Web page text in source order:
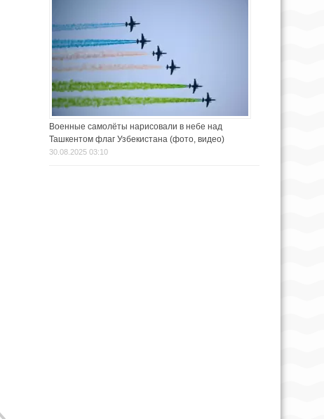
Военные самолёты нарисовали в небе над
Ташкентом флаг Узбекистана (фото, видео)
30.08.2025 03:10